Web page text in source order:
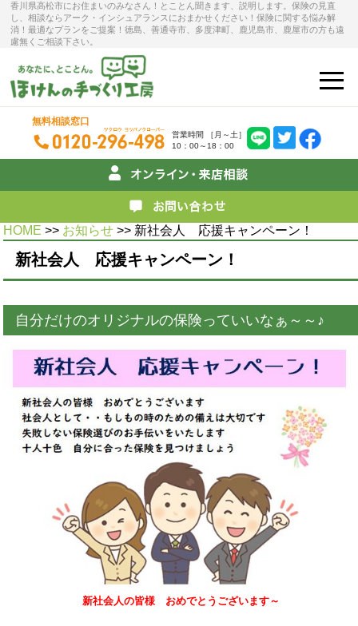
香川県高松市にお住まいのみなさん！とことん聞きます、説明します。保険の見直
し、相談ならアーク・インシュアランスにおまかせください！保険に関する悩み解
消！最適なプランをご提案！徳島、善通寺市、多度津町、鹿児島市、鹿屋市の方も遠
慮無くご相談下さい。
無料相談窓口
営業時間 ［月～土］
10：00～18：00
HOME >> お知らせ >> 新社会人 応援キャンペーン！
新社会人 応援キャンペーン！
自分だけのオリジナルの保険っていいなぁ～～♪
新社会人の皆様 おめでとうございます～